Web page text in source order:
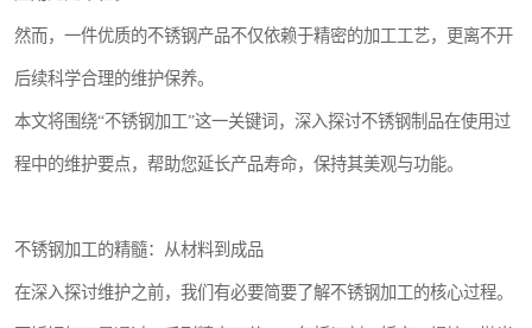
然而，一件优质的不锈钢产品不仅依赖于精密的加工工艺，更离不开
后续科学合理的维护保养。
本文将围绕“不锈钢加工”这一关键词，深入探讨不锈钢制品在使用过
程中的维护要点，帮助您延长产品寿命，保持其美观与功能。
不锈钢加工的精髓：从材料到成品
在深入探讨维护之前，我们有必要简要了解不锈钢加工的核心过程。